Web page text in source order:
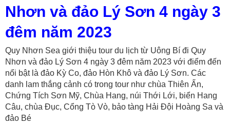
Nhơn và đảo Lý Sơn 4 ngày 3
đêm năm 2023
Quy Nhơn Sea giới thiệu tour du lịch từ Uông Bí đi Quy
Nhơn và đảo Lý Sơn 4 ngày 3 đêm năm 2023 với điểm đến
nổi bật là đảo Kỳ Co, đảo Hòn Khô và đảo Lý Sơn. Các
danh lam thắng cảnh có trong tour như chùa Thiên Ấn,
Chứng Tích Sơn Mỹ, Chùa Hang, núi Thới Lới, biển Hang
Câu, chùa Đục, Cổng Tò Vò, bảo tàng Hải Đội Hoàng Sa và
đảo Bé